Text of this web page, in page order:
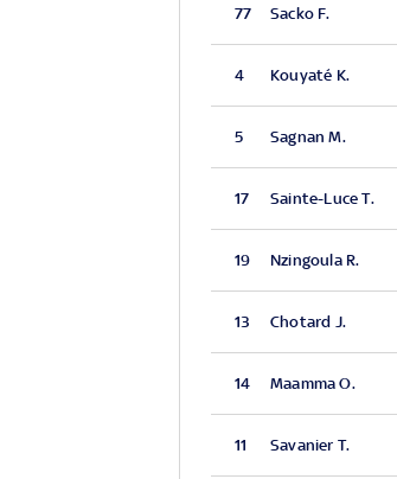
77 Sacko F.
4 Kouyaté K.
5 Sagnan M.
17 Sainte-Luce T.
19 Nzingoula R.
13 Chotard J.
14 Maamma O.
11 Savanier T.